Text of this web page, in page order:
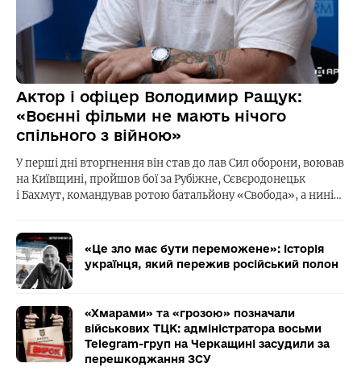
Актор і офіцер Володимир Ращук:
«Воєнні фільми не мають нічого
спільного з війною»
У перші дні вторгнення він став до лав Сил оборони, воював
на Київщині, пройшов бої за Рубіжне, Сєвєродонецьк
і Бахмут, командував ротою батальйону «Свобода», а нині…
«Це зло має бути переможене»: історія
українця, який пережив російський полон
«Хмарами» та «грозою» позначали
військових ТЦК: адміністратора восьми
Telegram-груп на Черкащині засудили за
перешкоджання ЗСУ